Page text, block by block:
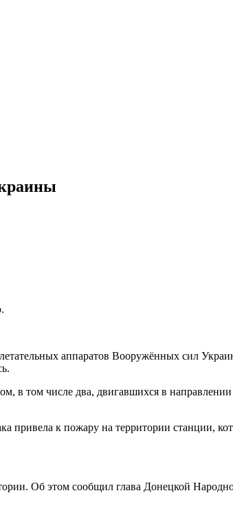
аппаратов Вооружённых сил
в том числе два, двигавшихся в
привела к пожару на территории станции,
Об этом сообщил глава Донецкой